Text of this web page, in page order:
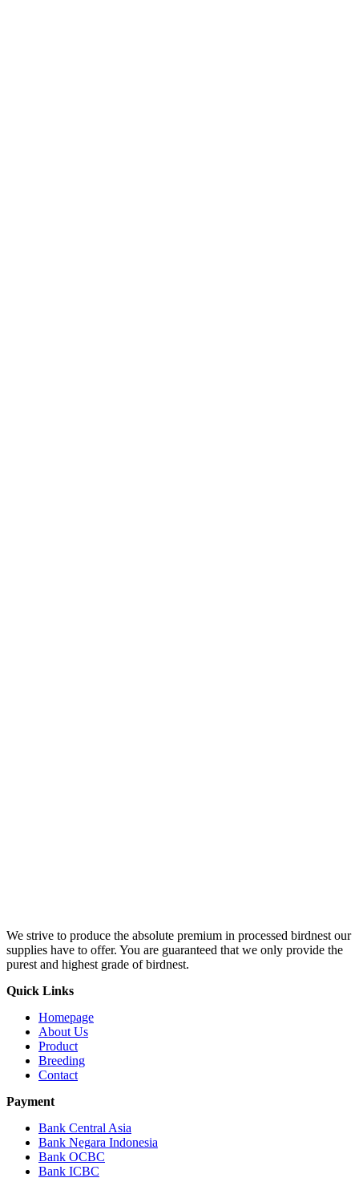
We strive to produce the absolute premium in processed birdnest our
supplies have to offer. You are guaranteed that we only provide the
purest and highest grade of birdnest.
Quick Links
Homepage
About Us
Product
Breeding
Contact
Payment
Bank Central Asia
Bank Negara Indonesia
Bank OCBC
Bank ICBC